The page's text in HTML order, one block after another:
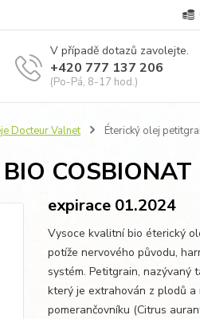
V případě dotazů zavolejte.
+420 777 137 206
(Po-Pá, 8-17 hod.)
Docteur Valnet Éterický olej
COSBIONAT
expirace 01.2024
Vysoce kvalitní bio éterický
potíže nervového původu,
systém. Petitgrain, nazývaný
který je extrahován z plodů a
pomerančovníku (Citrus